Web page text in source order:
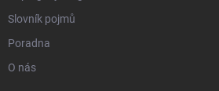
Slovník pojmů
Poradna
O nás